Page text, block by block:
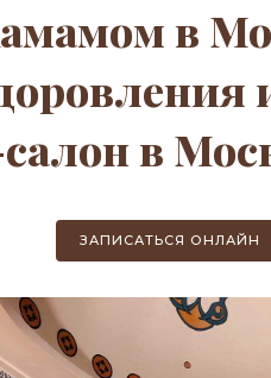
в
в
ЗАПИСАТЬСЯ ОНЛАЙН